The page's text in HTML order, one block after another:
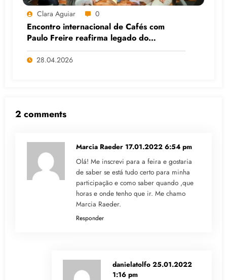
Clara Aguiar 0
Encontro internacional de Cafés com
Paulo Freire reafirma legado do
educador popular
28.04.2026
2 comments
Marcia Raeder 17.01.2022 6:54 pm
Olá! Me inscrevi para a feira e gostaria
de saber se está tudo certo para minha
participação e como saber quando ,que
horas e onde tenho que ir. Me chamo
Marcia Raeder.
Responder
danielatolfo 25.01.2022
1:16 pm